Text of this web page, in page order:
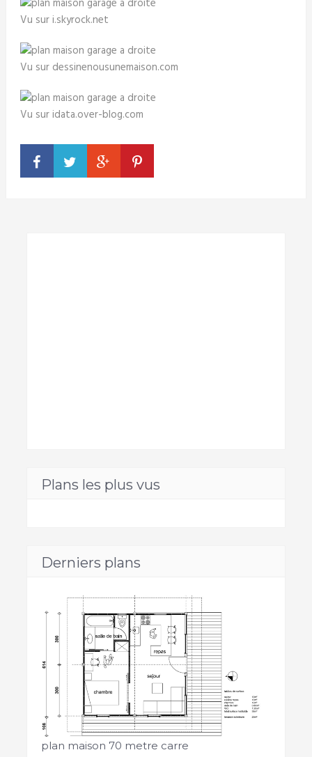
Vu sur i.skyrock.net
Vu sur dessinenousunemaison.com
Vu sur idata.over-blog.com
Plans les plus vus
Derniers plans
plan maison 70 metre carre